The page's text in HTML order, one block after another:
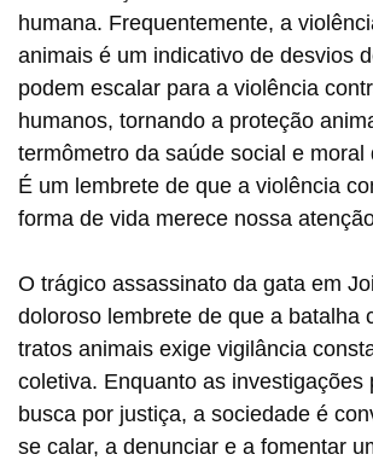
humana. Frequentemente, a
animais é um indicativo de desvios
podem escalar para a violência
humanos, tornando a proteção
termômetro da saúde social e moral
É um lembrete de que a violência
forma de vida merece nossa
O trágico assassinato da gata em
doloroso lembrete de que a batalha
tratos animais exige vigilância
coletiva. Enquanto as investigações
busca por justiça, a sociedade é
se calar, a denunciar e a fomentar